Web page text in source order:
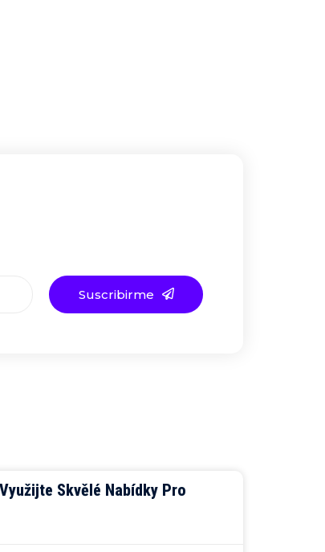
Suscribirme
Skvělé Nabídky Pro